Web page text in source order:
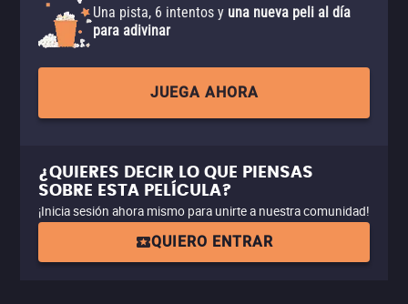
Una pista, 6 intentos y una nueva peli al día
para adivinar
JUEGA AHORA
¿QUIERES DECIR LO QUE PIENSAS
SOBRE ESTA PELÍCULA?
¡Inicia sesión ahora mismo para unirte a nuestra comunidad!
QUIERO ENTRAR